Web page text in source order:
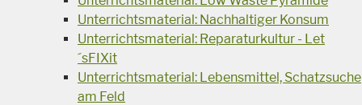
Unterrichtsmaterial: Nachhaltiger Konsum
Unterrichtsmaterial: Reparaturkultur - Let
´sFIXit
Unterrichtsmaterial: Lebensmittel, Schatzsuche
am Feld